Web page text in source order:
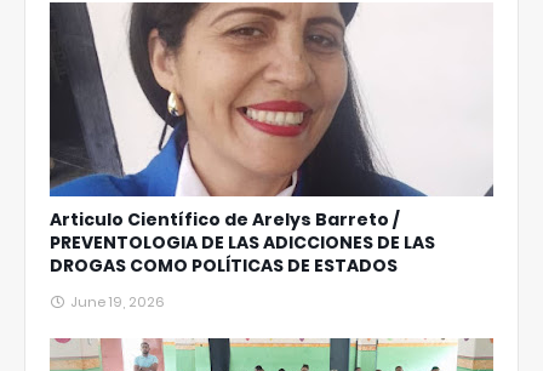
Articulo Científico de Arelys Barreto /
PREVENTOLOGIA DE LAS ADICCIONES DE LAS
DROGAS COMO POLÍTICAS DE ESTADOS
June 19, 2026